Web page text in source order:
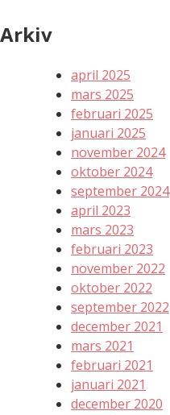
Arkiv
april 2025
mars 2025
februari 2025
januari 2025
november 2024
oktober 2024
september 2024
april 2023
mars 2023
februari 2023
november 2022
oktober 2022
september 2022
december 2021
mars 2021
februari 2021
januari 2021
december 2020